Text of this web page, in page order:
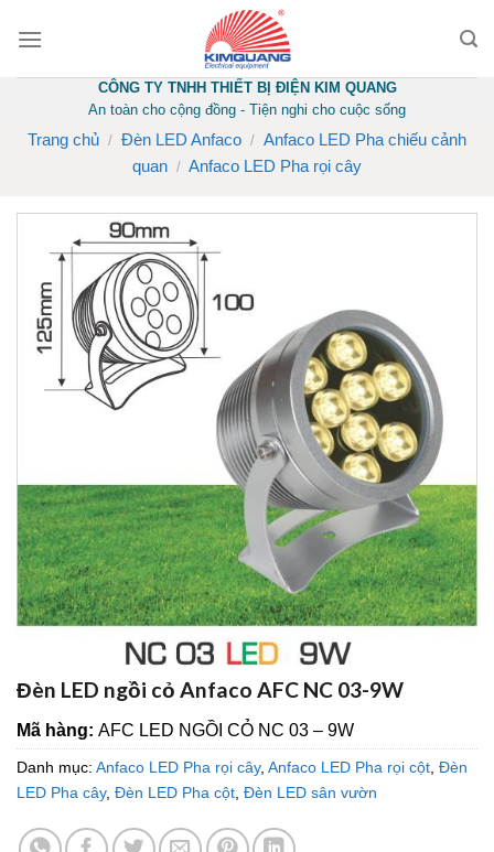
CÔNG TY TNHH THIẾT BỊ ĐIỆN KIM QUANG
An toàn cho cộng đồng - Tiện nghi cho cuộc sống
Trang chủ / Đèn LED Anfaco / Anfaco LED Pha chiếu cảnh
quan / Anfaco LED Pha rọi cây
Đèn LED ngồi cỏ Anfaco AFC NC 03-9W
Mã hàng: AFC LED NGỒI CỎ NC 03 – 9W
Danh mục: Anfaco LED Pha rọi cây, Anfaco LED Pha rọi cột, Đèn
LED Pha cây, Đèn LED Pha cột, Đèn LED sân vườn